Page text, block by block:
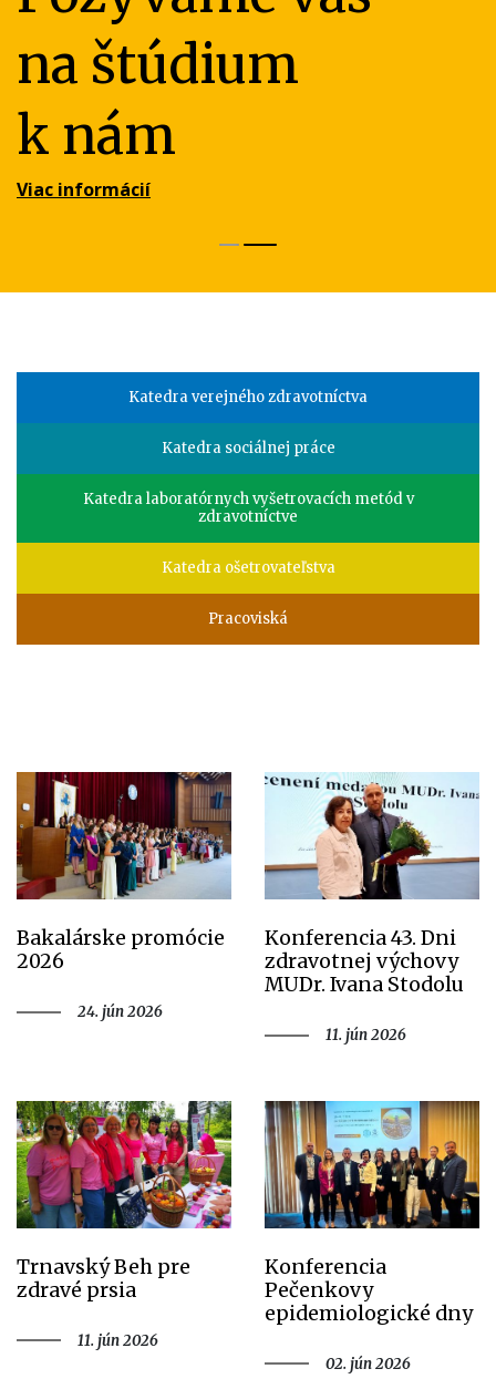
o rigorózne konanie
Viac informácií
na štúdium
k nám
Viac informácií
Faculty
menu
Katedra verejného zdravotníctva
Katedra sociálnej práce
Katedra laboratórnych vyšetrovacích metód v
zdravotníctve
Katedra ošetrovateľstva
Pracoviská
Bakalárske promócie
2026
24. jún 2026
Konferencia 43. Dni
zdravotnej výchovy
MUDr. Ivana Stodolu
11. jún 2026
Trnavský Beh pre
zdravé prsia
11. jún 2026
Konferencia
Pečenkovy
epidemiologické dny
02. jún 2026